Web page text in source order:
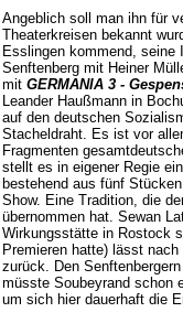
Angeblich soll man ihn für
Theaterkreisen bekannt
Esslingen kommend, seine
Senftenberg mit Heiner
mit GERMANIA 3 -
Leander Haußmann in
auf den deutschen
Stacheldraht. Es ist vor
Fragmenten
stellt es in eigener Regie
bestehend aus fünf
Show. Eine Tradition, die
übernommen hat. Sewan
Wirkungsstätte in Rostock
Premieren hatte) lässt
zurück. Den
müsste Soubeyrand schon
um sich hier dauerhaft die